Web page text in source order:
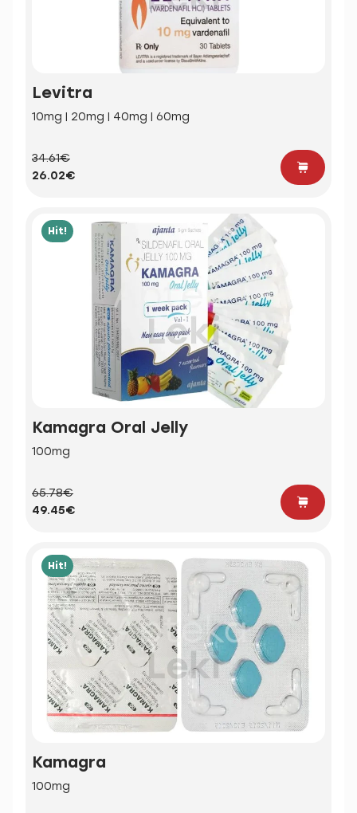
Levitra
10mg | 20mg | 40mg | 60mg
34.61€
26.02€
Hit!
Kamagra Oral Jelly
100mg
65.78€
49.45€
Hit!
Kamagra
100mg